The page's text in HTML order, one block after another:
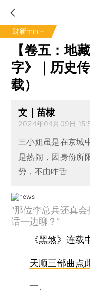
财新mini+
【卷五：地
字》｜历史
载）
文｜苗棣
2024年04月09日
三小姐虽是在京城
是热闹，因身份所
势，不由咋舌
“那位李总兵还真
话一边聊？”
《黑煞》连载
天顺三部曲点
一、